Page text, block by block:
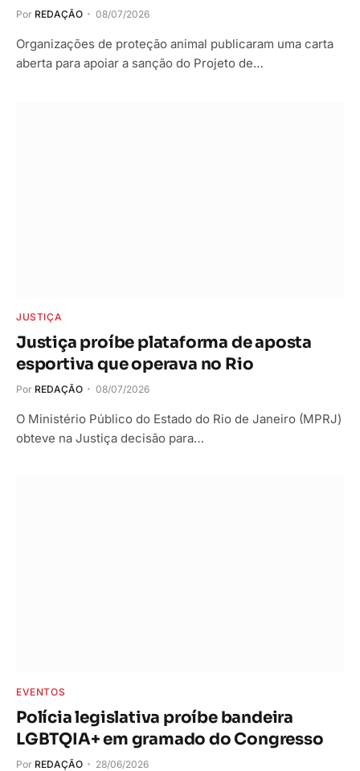
Por REDAÇÃO 08/07/2026
Organizações de proteção animal publicaram uma carta
aberta para apoiar a sanção do Projeto de…
JUSTIÇA
Justiça proíbe plataforma de aposta
esportiva que operava no Rio
Por REDAÇÃO 08/07/2026
O Ministério Público do Estado do Rio de Janeiro (MPRJ)
obteve na Justiça decisão para…
EVENTOS
Polícia legislativa proíbe bandeira
LGBTQIA+ em gramado do Congresso
Por REDAÇÃO 28/06/2026